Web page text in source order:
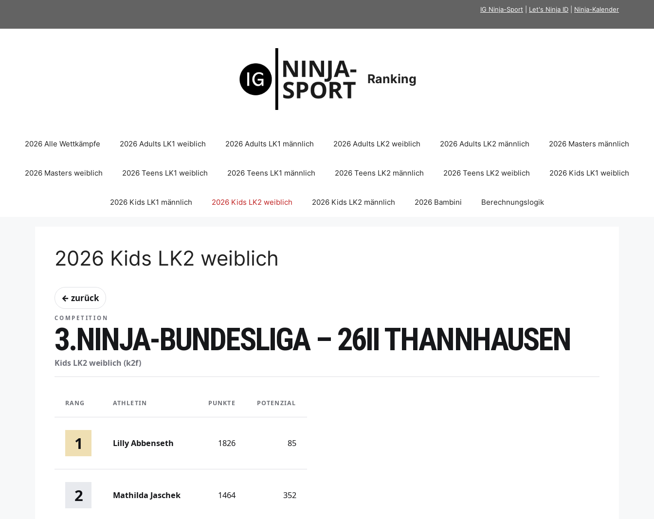
springen
IG Ninja-Sport Let's Ninja ID Ninja-Kalender
Ranking
2026 Alle Wettkämpfe 2026 Adults LK1 weiblich 2026 Adults LK1 männlich 2026 Adults LK2 weiblich 2026 Adults LK2 männlich 2026 Masters männlich
2026 Masters weiblich 2026 Teens LK1 weiblich 2026 Teens LK1 männlich 2026 Teens LK2 männlich 2026 Teens LK2 weiblich 2026 Kids LK1 weiblich
2026 Kids LK1 männlich 2026 Kids LK2 weiblich 2026 Kids LK2 männlich 2026 Bambini Berechnungslogik
2026 Kids LK2 weiblich
← zurück
COMPETITION
3.NINJA-BUNDESLIGA – 26II THANNHAUSEN
Kids LK2 weiblich (k2f)
RANG ATHLETIN PUNKTE POTENZIAL
1 Lilly Abbenseth 1826 85
2 Mathilda Jaschek 1464 352